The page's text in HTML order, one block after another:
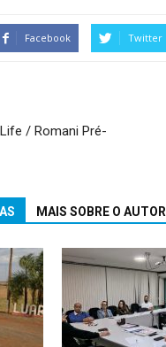
Facebook Twitter
/ Romani Pré-
MAIS SOBRE O AUTOR